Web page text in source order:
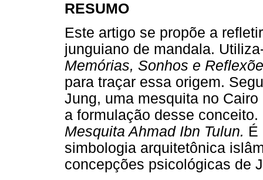
RESUMO
Este artigo se propõe a
junguiano de mandala.
Memórias, Sonhos e
para traçar essa origem.
Jung, uma mesquita no
a formulação desse
Mesquita Ahmad Ibn Tulun. É
simbologia arquitetônica
concepções psicológicas de